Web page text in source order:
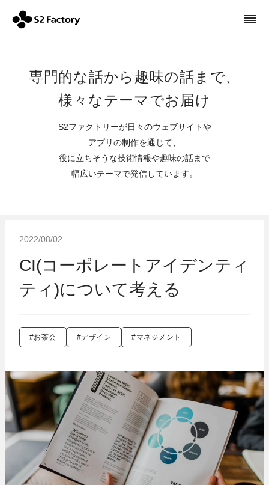
専門的な話から趣味の話まで、
様々なテーマでお届け
S2ファクトリーが日々のウェブサイトや
アプリの制作を通じて、
役に立ちそうな技術情報や趣味の話まで
幅広いテーマで発信しています。
2022/08/02
CI(コーポレートアイデンティ
ティ)について考える
#お茶会 #デザイン #マネジメント